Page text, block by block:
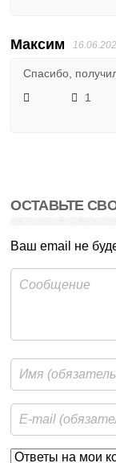
Максим
Спасибо,
1
ОСТАВЬТЕ
Ваш email не